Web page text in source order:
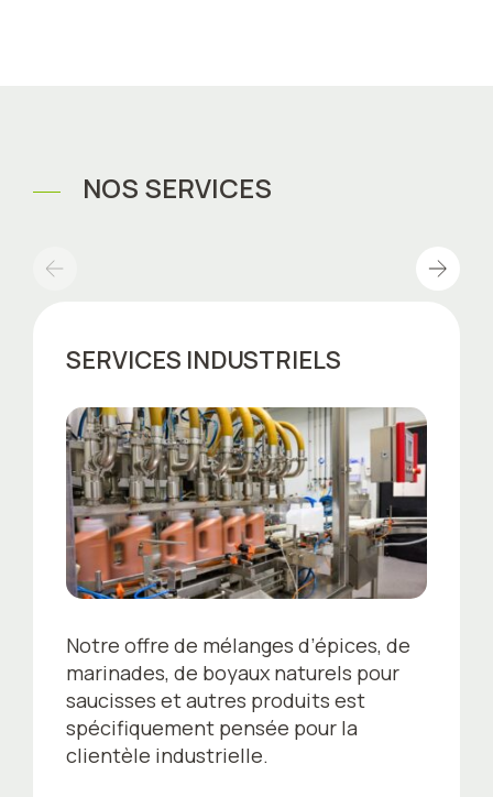
NOS SERVICES
SERVICES INDUSTRIELS
Notre offre de mélanges d’épices, de
marinades, de boyaux naturels pour
saucisses et autres produits est
spécifiquement pensée pour la
clientèle industrielle.